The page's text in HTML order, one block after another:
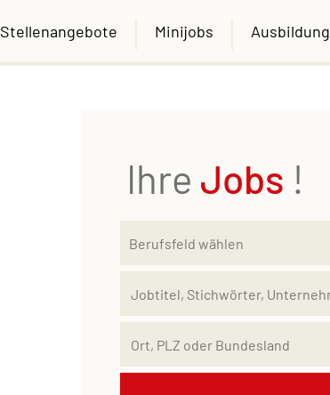
Stellenangebote Minijobs Ausbildung
Ihre Jobs !